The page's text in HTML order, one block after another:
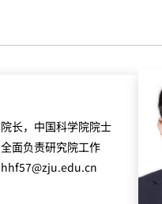
院长，中国科学院院士
全面负责研究院工作
hhf57@zju.edu.cn